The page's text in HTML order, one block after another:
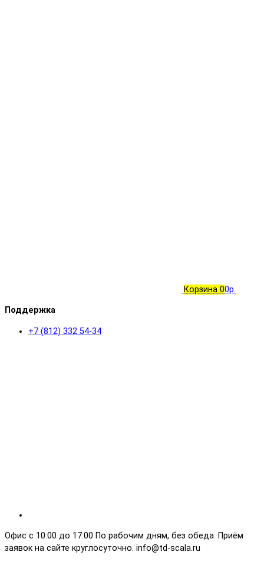
Корзина 00р.
Поддержка
+7 (812) 332 54-34
Офис с 10:00 до 17:00 По рабочим дням, без обеда. Приём
заявок на сайте круглосуточно. info@td-scala.ru